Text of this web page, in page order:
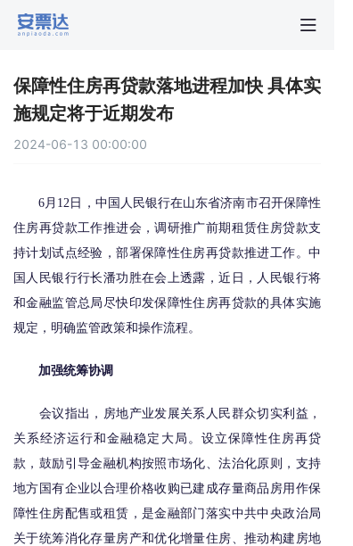
保障性住房再贷款落地进程加快 具体实
施规定将于近期发布
2024-06-13 00:00:00
6月12日，中国人民银行在山东省济南市召开保障性
住房再贷款工作推进会，调研推广前期租赁住房贷款支
持计划试点经验，部署保障性住房再贷款推进工作。中
国人民银行行长潘功胜在会上透露，近日，人民银行将
和金融监管总局尽快印发保障性住房再贷款的具体实施
规定，明确监管政策和操作流程。
加强统筹协调
会议指出，房地产业发展关系人民群众切实利益，
关系经济运行和金融稳定大局。设立保障性住房再贷
款，鼓励引导金融机构按照市场化、法治化原则，支持
地方国有企业以合理价格收购已建成存量商品房用作保
障性住房配售或租赁，是金融部门落实中共中央政治局
关于统筹消化存量房产和优化增量住房、推动构建房地